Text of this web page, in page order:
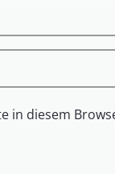
in diesem